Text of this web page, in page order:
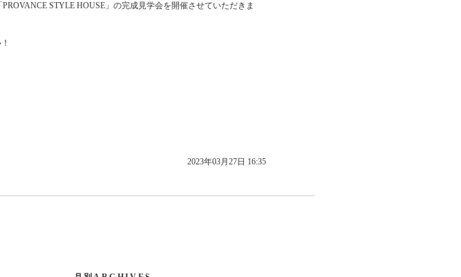
STYLE HOUSE」の完成見学会を開催させていただきま
2023年03月27日 16:35